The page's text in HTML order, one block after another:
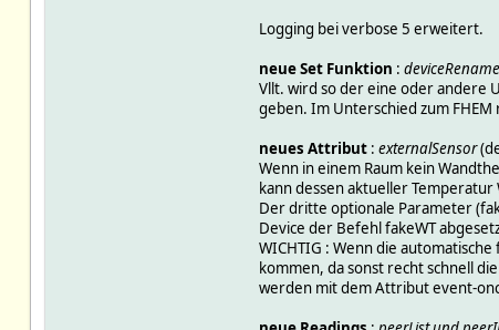
Logging bei verbose 5 erweitert.
neue Set Funktion : deviceRename
Vllt. wird so der eine oder andere
geben. Im Unterschied zum
neues Attribut: externalSensor
Wenn in einem Raum kein
kann dessen aktueller
Der dritte optionale Parameter
Device der Befehl fakeWT
WICHTIG : Wenn die
kommen, da sonst recht schnell
werden mit dem Attribut event-